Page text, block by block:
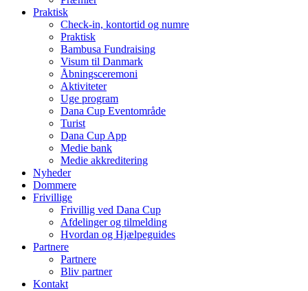
Praktisk
Check-in, kontortid og numre
Praktisk
Bambusa Fundraising
Visum til Danmark
Åbningsceremoni
Aktiviteter
Uge program
Dana Cup Eventområde
Turist
Dana Cup App
Medie bank
Medie akkreditering
Nyheder
Dommere
Frivillige
Frivillig ved Dana Cup
Afdelinger og tilmelding
Hvordan og Hjælpeguides
Partnere
Partnere
Bliv partner
Kontakt